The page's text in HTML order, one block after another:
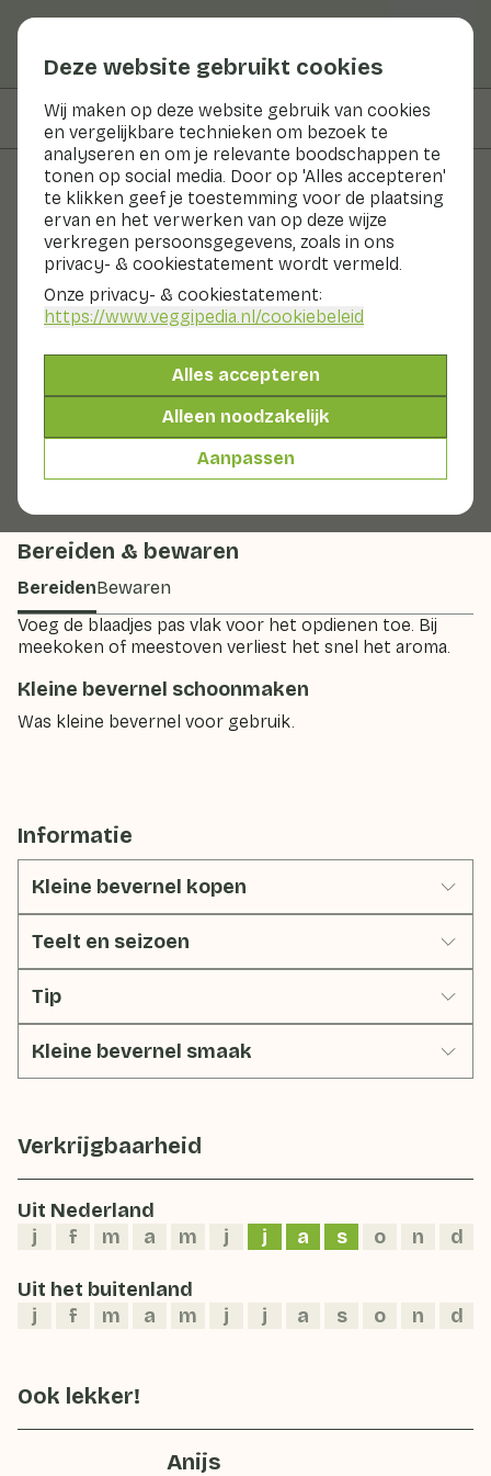
Deze website gebruikt cookies
Wij maken op deze website gebruik van cookies
en vergelijkbare technieken om bezoek te
analyseren en om je relevante boodschappen te
tonen op social media. Door op 'Alles accepteren'
te klikken geef je toestemming voor de plaatsing
ervan en het verwerken van op deze wijze
verkregen persoonsgegevens, zoals in ons
privacy- & cookiestatement wordt vermeld.
Onze privacy- & cookiestatement:
https://www.veggipedia.nl/cookiebeleid
Alles accepteren
Alleen noodzakelijk
Aanpassen
Op deze pagina Bereiden & bewaren
Groenten en fruit
Kleine bevernel
Nu in seizoen Kruiden Koelkast
groeit het vooral op zandgrond en in droge graslanden.
Je kunt het bijvoorbeeld vinden in duinen en krijtgebied.
Je kunt bevernel het beste in de koelkast bewaren.
Bevernel is van juli tot september in Nederland in het
seizoen.
Bereiden & bewaren
BereidenBewaren
Voeg de blaadjes pas vlak voor het opdienen toe. Bij
meekoken of meestoven verliest het snel het aroma.
Kleine bevernel schoonmaken
Was kleine bevernel voor gebruik.
Informatie
Kleine bevernel kopen
Teelt en seizoen
Tip
Kleine bevernel smaak
Verkrijgbaarheid
Uit Nederland
j
f m a m j j a s o n d
Uit het buitenland
j
f m a m j j a s o n d
Ook lekker!
Anijs